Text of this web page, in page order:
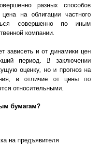
разных способов
на облигации частного
совершенно по иным
компании.
зависеть и от динамики цен
период. В заключении
оценку, но и прогноз на
в отличие от цены по
относительными.
бумагам?
на предъявителя